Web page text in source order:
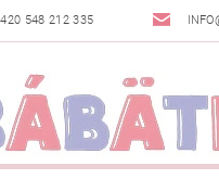
548 212 335